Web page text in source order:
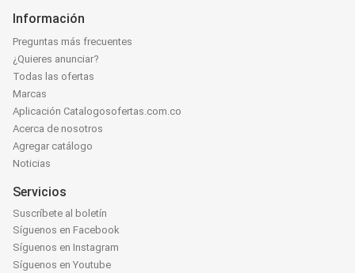
Información
Preguntas más frecuentes
¿Quieres anunciar?
Todas las ofertas
Marcas
Aplicación Catalogosofertas.com.co
Acerca de nosotros
Agregar catálogo
Noticias
Servicios
Suscríbete al boletín
Síguenos en Facebook
Síguenos en Instagram
Síguenos en Youtube